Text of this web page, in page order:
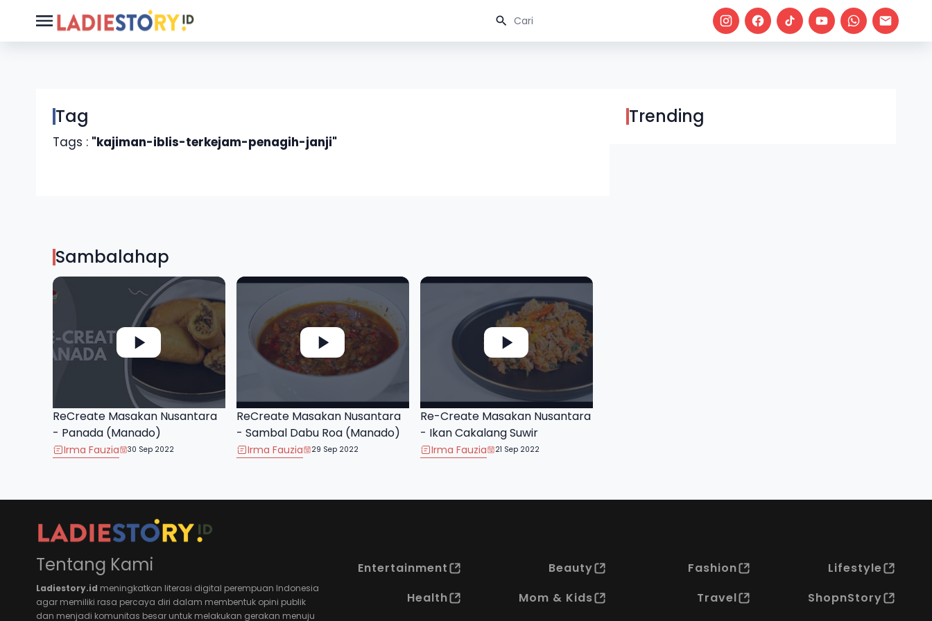
Tag
Tags : "kajiman-iblis-terkejam-penagih-janji"
Trending
Sambalahap
ReCreate Masakan Nusantara
- Panada (Manado)
Irma Fauzia 30 Sep 2022
ReCreate Masakan Nusantara
- Sambal Dabu Roa (Manado)
Irma Fauzia 29 Sep 2022
Re-Create Masakan Nusantara
- Ikan Cakalang Suwir
Irma Fauzia 21 Sep 2022
Tentang Kami
Ladiestory.id meningkatkan literasi digital perempuan Indonesia
agar memiliki rasa percaya diri dalam membentuk opini publik
dan menjadi komunitas besar untuk melakukan gerakan menuju
Entertainment Beauty Fashion
Lifestyle
Health
Mom & Kids Travel
ShopnStory